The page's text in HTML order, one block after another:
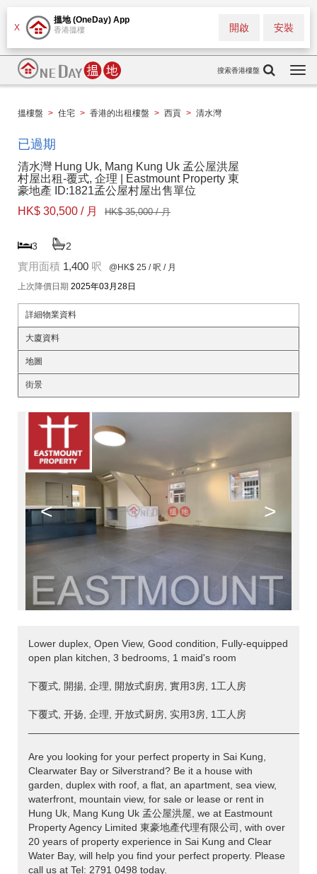
X
搵地 (OneDay) App
香港搵樓 安裝
開啟
搜索香港樓盤
搵樓盤 > 住宅 > 香港的出租樓盤 > 西貢 > 清水灣
已過期
清水灣 Hung Uk, Mang Kung Uk 孟公屋洪屋
村屋出租-覆式, 企理 | Eastmount Property 東
豪地產 ID:1821孟公屋村屋出售單位
HK$ 30,500 / 月
HK$ 35,000 / 月
3 2
實用面積 1,400 呎 @HK$ 25 / 呎 / 月
上次降價日期 2025年03月28日
詳細物業資料
大廈資料
地圖
街景
< >
Lower duplex, Open View, Good condition, Fully-equipped
open plan kitchen, 3 bedrooms, 1 maid's room
下覆式, 開揚, 企理, 開放式廚房, 實用3房, 1工人房
下覆式, 开扬, 企理, 开放式厨房, 实用3房, 1工人房
Are you looking for your perfect property in Sai Kung,
Clearwater Bay or Silverstrand? Be it a house with
garden, duplex with roof, a flat, an apartment, sea view,
waterfront, mountain view, for sale or lease or rent in
Hung Uk, Mang Kung Uk 孟公屋洪屋, we at Eastmount
Property Agency Limited 東豪地產代理有限公司, with over
20 years of property experience in Sai Kung and Clear
Water Bay, will help you find your perfect property. Please
call us at Tel: 2791 0498 today.